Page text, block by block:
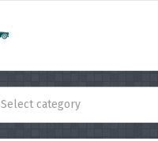
Select category